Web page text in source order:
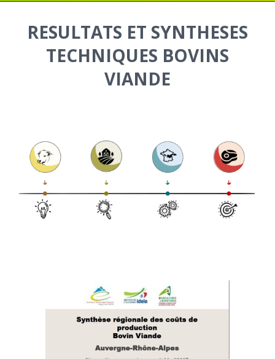
RESULTATS ET SYNTHESES
TECHNIQUES BOVINS
VIANDE